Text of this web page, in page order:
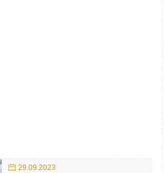
29.09.2023